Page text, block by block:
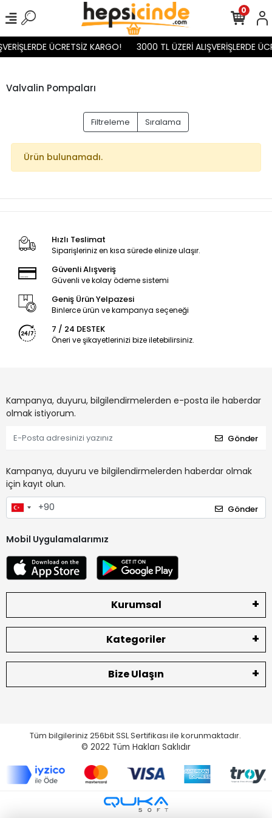
ÜCRETSİZ KARGO! 3000 TL ÜZERİ ALIŞVERİŞLERDE
0
Valvalin Pompaları
Filtreleme Sıralama
Ürün bulunamadı.
Hızlı Teslimat
Siparişleriniz en kısa sürede elinize ulaşır.
Güvenli Alışveriş
Güvenli ve kolay ödeme sistemi
Geniş Ürün Yelpazesi
Binlerce ürün ve kampanya seçeneği
7 / 24 DESTEK
Öneri ve şikayetlerinizi bize iletebilirsiniz.
Kampanya, duyuru, bilgilendirmelerden e-posta ile haberdar
olmak istiyorum.
Gönder
Kampanya, duyuru ve bilgilendirmelerden haberdar olmak
için kayıt olun.
Gönder
Mobil Uygulamalarımız
Kurumsal
Kategoriler
Bize Ulaşın
Tüm bilgileriniz 256bit SSL Sertifikası ile korunmaktadır.
© 2022 Tüm Hakları Saklıdır